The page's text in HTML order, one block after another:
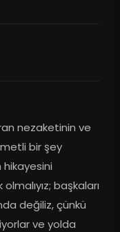
nezaketinin ve
bir şey
başkaları
değiliz, çünkü
ve yolda